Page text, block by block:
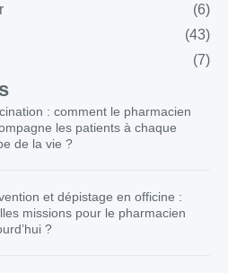
(6)
(43)
(7)
: comment le pharmacien
les patients à chaque
de la vie ?
et dépistage en officine :
missions pour le pharmacien
?